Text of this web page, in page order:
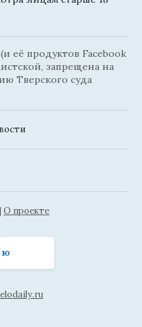
её продуктов Facebook
запрещена на
Тверского суда
О проекте